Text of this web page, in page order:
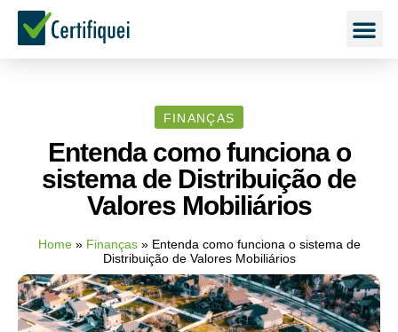
FINANÇAS
Entenda como funciona o
sistema de Distribuição de
Valores Mobiliários
Home» Finanças» Entenda como funciona o sistema de
Distribuição de Valores Mobiliários